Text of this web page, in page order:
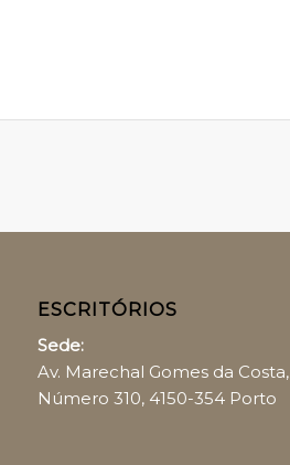
ESCRITÓRIOS
Sede:
Av. Marechal Gomes da Costa,
Número 310, 4150-354 Porto